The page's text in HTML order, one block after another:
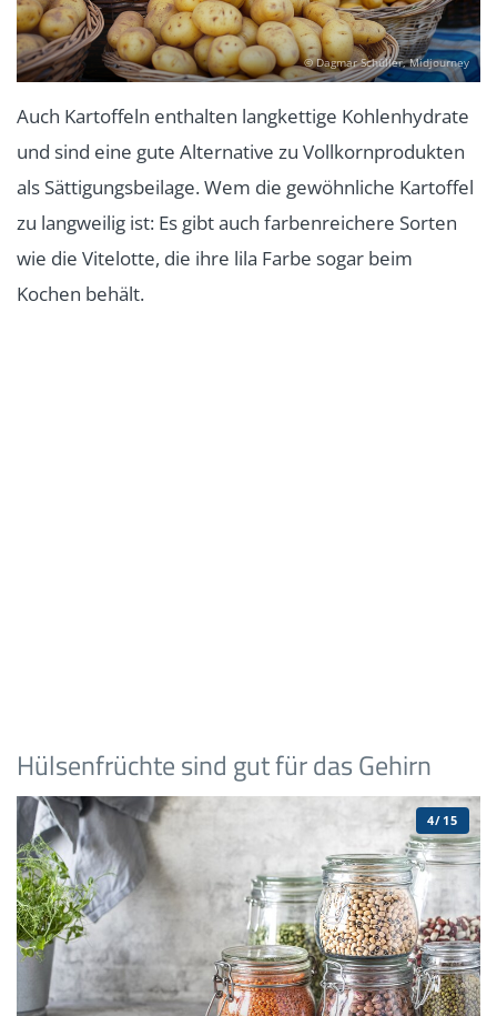
© Dagmar Schüller, Midjourney
Auch Kartoffeln enthalten langkettige Kohlenhydrate
und sind eine gute Alternative zu Vollkornprodukten
als Sättigungsbeilage. Wem die gewöhnliche Kartoffel
zu langweilig ist: Es gibt auch farbenreichere Sorten
wie die Vitelotte, die ihre lila Farbe sogar beim
Kochen behält.
Hülsenfrüchte sind gut für das Gehirn
4/15